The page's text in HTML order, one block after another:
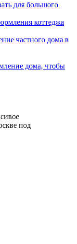
для большого
коттеджа
частного дома в
дома, чтобы
под